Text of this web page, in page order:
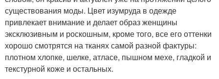
существования моды. Цвет изумруда в одежде
привлекает внимание и делает образ женщины
эксклюзивным и роскошным, кроме того, все его оттенки
хорошо смотрятся на тканях самой разной фактуры:
плотном хлопке, шелке, атласе, пышном мехе, гладкой и
текстурной коже и остальных.